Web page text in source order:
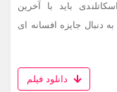
باید با آخرین
دنبال جایزه افسانه ای
دانلود فیلم